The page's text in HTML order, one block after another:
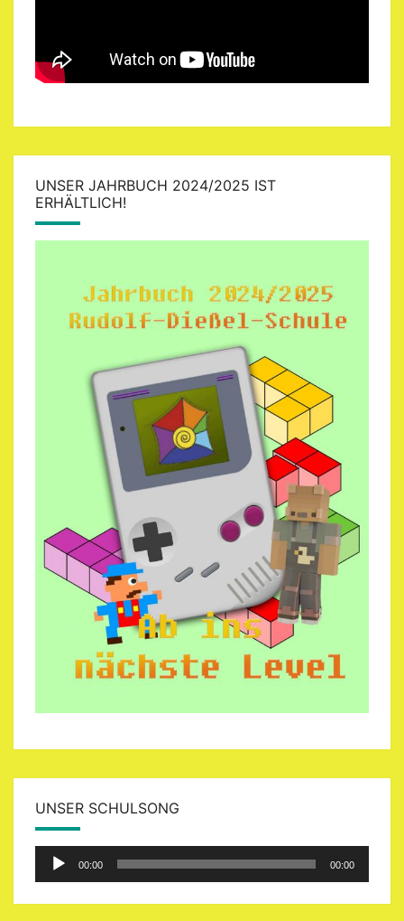
UNSER JAHRBUCH 2024/2025 IST
ERHÄLTLICH!
UNSER SCHULSONG
Audio-
Player
00:00 00:00